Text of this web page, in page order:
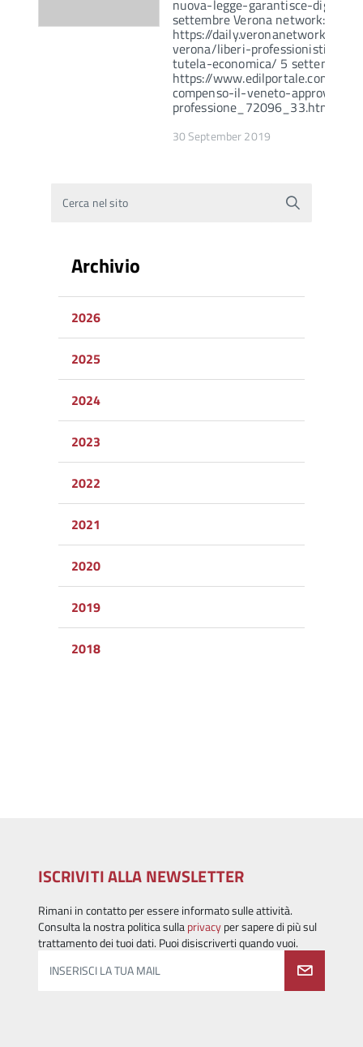
nuova-legge-garantisce-
settembre Verona network:
https://daily.veronanetwork.it/
verona/liberi-professionisti-
tutela-economica/ 5 settembre
https://www.edilportale.com/
compenso-il-veneto-approva-
professione_72096_33.html
30 September 2019
Cerca nel sito
Archivio
2026
2025
2024
2023
2022
2021
2020
2019
2018
ISCRIVITI ALLA NEWSLETTER
Rimani in contatto per essere informato sulle attività.
Consulta la nostra politica sullaprivacyper sapere di più sul
trattamento dei tuoi dati. Puoi disiscriverti quando vuoi.
INSERISCI LA TUA MAIL